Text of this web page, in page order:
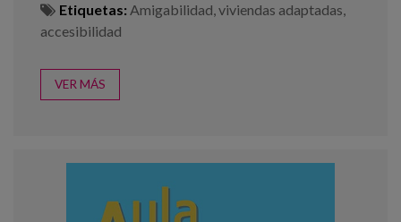
Etiquetas: Amigabilidad,viviendas adaptadas,
accesibilidad
VER MÁS